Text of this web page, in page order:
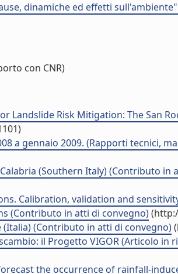
dinamiche ed effetti sull'ambiente"
con CNR)
Risk Mitigation: The San
a gennaio 2009. (Rapporti tecnici,
(Southern Italy) (Contributo in
Calibration, validation and
(Contributo in atti di convegno)
(Contributo in atti di convegno)
il Progetto VIGOR (Articolo in
the occurrence of rainfall-